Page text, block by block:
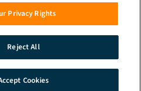
Privacy Rights
Reject All
Cookies